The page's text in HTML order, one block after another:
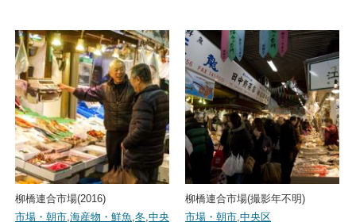
柳橋連合市場(2016)
市場・朝市,海産物・鮮魚,冬,中央
柳橋連合市場(撮影年不明)
市場・朝市,中央区